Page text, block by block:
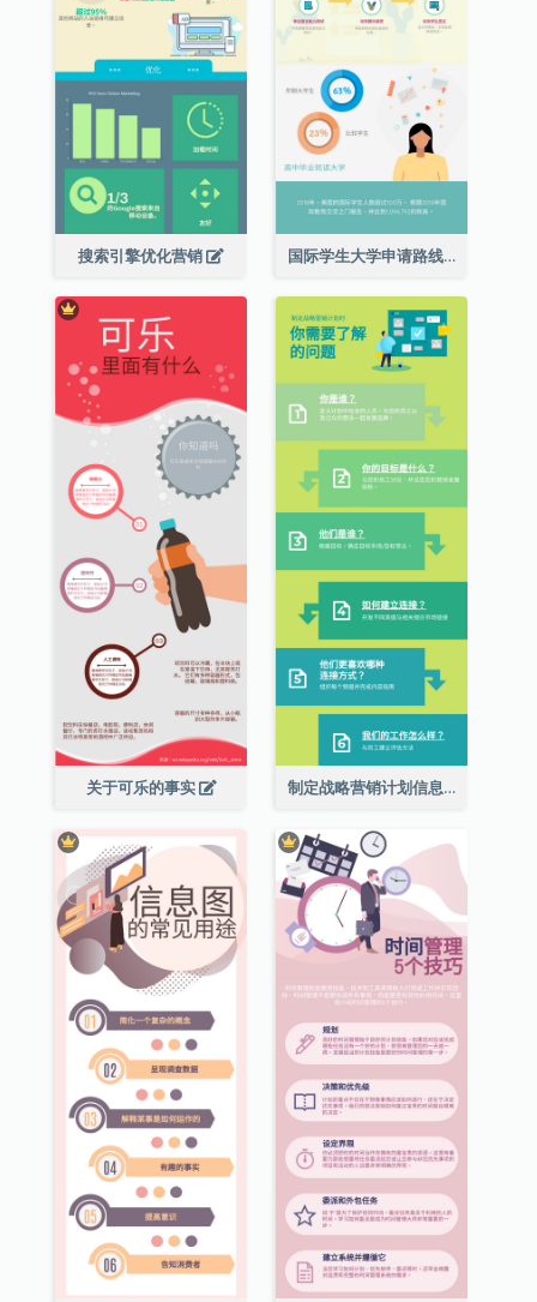
搜索引擎优化营销 国际学生大学申请路线图
关于可乐的事实 制定战略营销计划信息图表